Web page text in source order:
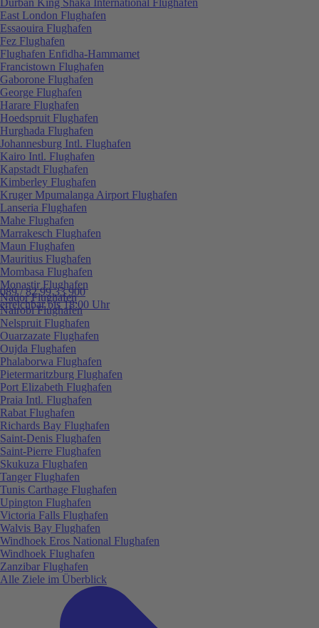
089 / 82 99 33 900
erreichbar bis 18:00 Uhr
East London Flughafen
Essaouira Flughafen
Fez Flughafen
Flughafen Enfidha-Hammamet
Francistown Flughafen
Gaborone Flughafen
George Flughafen
Harare Flughafen
Hoedspruit Flughafen
Hurghada Flughafen
Johannesburg Intl. Flughafen
Kairo Intl. Flughafen
Kapstadt Flughafen
Kimberley Flughafen
Kruger Mpumalanga Airport Flughafen
Lanseria Flughafen
Mahe Flughafen
Marrakesch Flughafen
Maun Flughafen
Mauritius Flughafen
Mombasa Flughafen
Monastir Flughafen
Nador Flughafen
Nairobi Flughafen
Nelspruit Flughafen
Ouarzazate Flughafen
Oujda Flughafen
Phalaborwa Flughafen
Pietermaritzburg Flughafen
Port Elizabeth Flughafen
Praia Intl. Flughafen
Rabat Flughafen
Richards Bay Flughafen
Saint-Denis Flughafen
Saint-Pierre Flughafen
Skukuza Flughafen
Tanger Flughafen
Tunis Carthage Flughafen
Upington Flughafen
Victoria Falls Flughafen
Walvis Bay Flughafen
Windhoek Eros National Flughafen
Windhoek Flughafen
Zanzibar Flughafen
Alle Ziele im Überblick